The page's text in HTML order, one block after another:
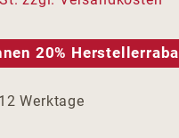
20%
Werktage